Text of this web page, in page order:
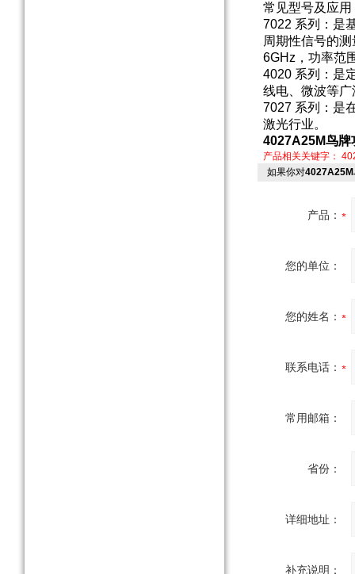
常见型号及应用
7022 系列：是
周期性信号的
6GHz，功率范
4020 系列：是
线电、微波等
7027 系列：是
激光行业。
4027A25M鸟牌
产品相关关键字：
如果你对4027A25M
产品：
您的单位：
您的姓名：
联系电话：
常用邮箱：
省份：
详细地址：
补充说明：